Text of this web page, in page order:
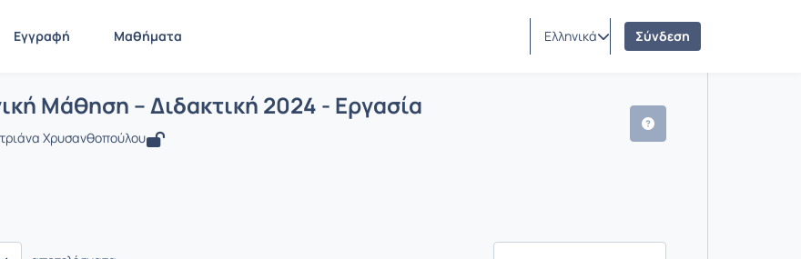
Εγγραφή Μαθήματα Ελληνικά Σύνδεση
Μάθηση – Διδακτική 2024 - Εργασία
Μάθηση – Διδακτική 2024 - Εργασία
Χρυσανθοπούλου